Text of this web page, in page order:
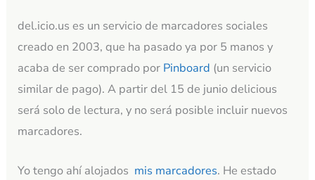
del.icio.us es un servicio de marcadores sociales
creado en 2003, que ha pasado ya por 5 manos y
acaba de ser comprado por Pinboard (un servicio
similar de pago). A partir del 15 de junio delicious
será solo de lectura, y no será posible incluir nuevos
marcadores.
Yo tengo ahí alojados mis marcadores. He estado